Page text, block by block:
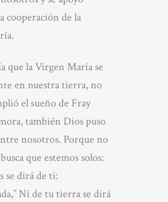
cooperación de la
que la Virgen María se
en nuestra tierra, no
el sueño de Fray
también Dios puso
nosotros. Porque no
que estemos solos:
se dirá de ti:
Ni de tu tierra se dirá